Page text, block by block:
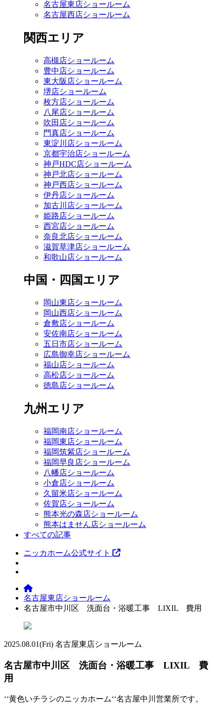
名古屋東店ショールーム
名古屋西店ショールーム
関西エリア
高槻店ショールーム
豊中店ショールーム
東大阪店ショールーム
堺店ショールーム
枚方店ショールーム
八尾店ショールーム
吹田店ショールーム
門真店ショールーム
東淀川店ショールーム
京都宇治店ショールーム
神戸HDC店ショールーム
神戸北店ショールーム
神戸西店ショールーム
伊丹店ショールーム
加古川店ショールーム
姫路店ショールーム
西宮店ショールーム
奈良北店ショールーム
滋賀草津店ショールーム
和歌山店ショールーム
中国・四国エリア
岡山東店ショールーム
岡山西店ショールーム
倉敷店ショールーム
安佐南店ショールーム
五日市店ショールーム
広島御幸店ショールーム
福山店ショールーム
高松店ショールーム
徳島店ショールーム
九州エリア
福岡南店ショールーム
福岡東店ショールーム
福岡筑紫店ショールーム
福岡早良店ショールーム
八幡店ショールーム
小倉店ショールーム
久留米店ショールーム
佐賀店ショールーム
熊本光の森店ショールーム
熊本はません店ショールーム
すべての記事
ニッカホーム公式サイト
名古屋東店ショールーム
名古屋市中川区 洗面台・浴暖工事 LIXIL 費用
2025.08.01(Fri) 名古屋東店ショールーム
名古屋市中川区 洗面台・浴暖工事 LIXIL 費
用
‘‘黄色いチラシのニッカホーム‘‘名古屋中川営業所です。